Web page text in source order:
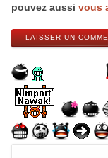
pouvez aussi vous
LAISSER UN